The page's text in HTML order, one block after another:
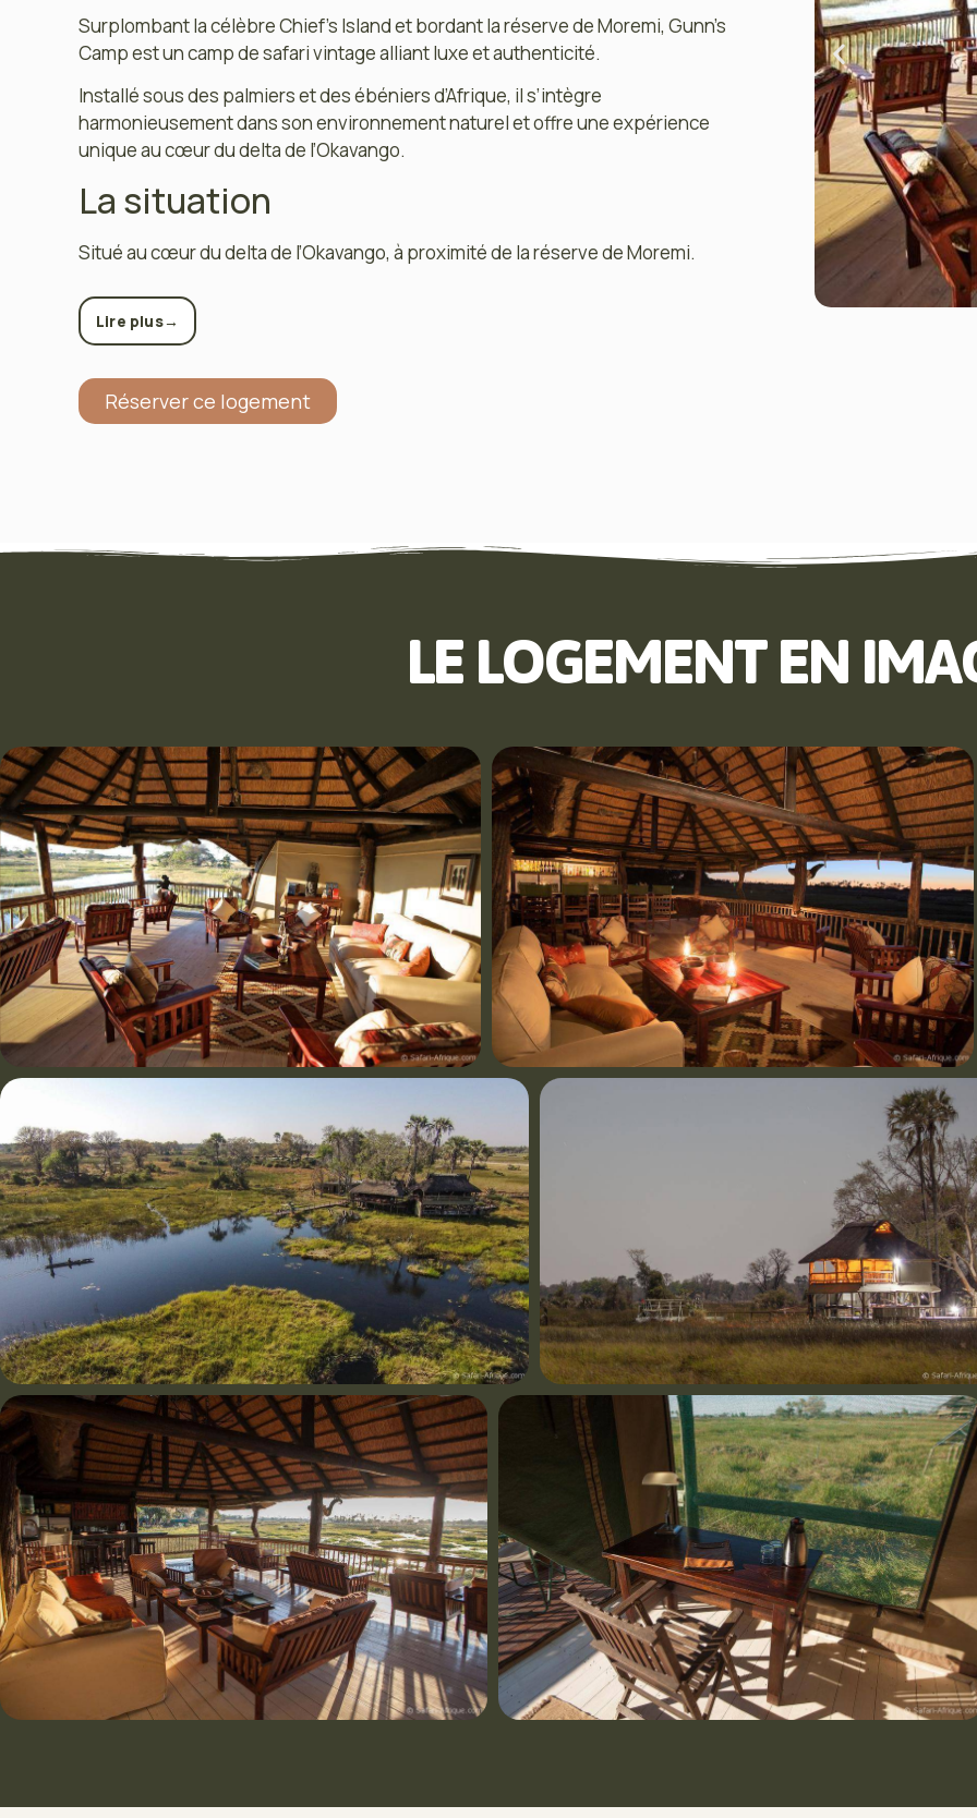
Surplombant la célèbre Chief’s Island et bordant la réserve de Moremi, Gunn’s
Camp est un camp de safari vintage alliant luxe et authenticité.
Installé sous des palmiers et des ébéniers d’Afrique, il s’intègre
harmonieusement dans son environnement naturel et offre une expérience
unique au cœur du delta de l’Okavango.
La situation
Situé au cœur du delta de l’Okavango, à proximité de la réserve de Moremi.
Lire plus→
Réserver ce logement
LE LOGEMENT EN